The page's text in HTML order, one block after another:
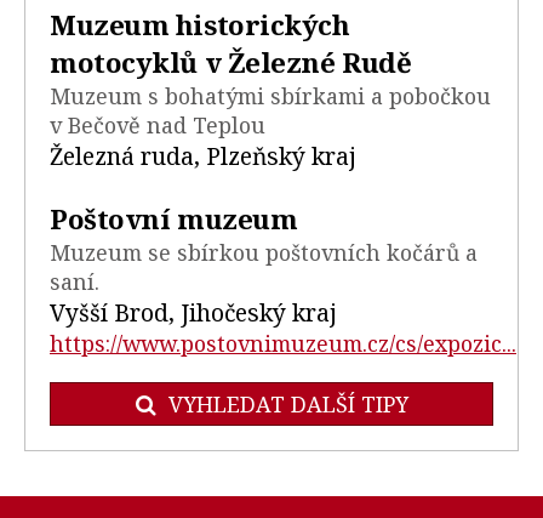
Muzeum historických
motocyklů v Železné Rudě
Muzeum s bohatými sbírkami a pobočkou
v Bečově nad Teplou
Železná ruda, Plzeňský kraj
Poštovní muzeum
Muzeum se sbírkou poštovních kočárů a
saní.
Vyšší Brod, Jihočeský kraj
https://www.postovnimuzeum.cz/cs/expozic...
VYHLEDAT DALŠÍ TIPY